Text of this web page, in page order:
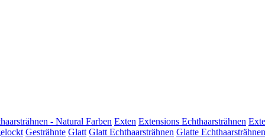
- Natural Farben Exten Extensions Echthaarsträhnen
Gesträhnte Glatt Glatt Echthaarsträhnen Glatte Echthaarsträhnen